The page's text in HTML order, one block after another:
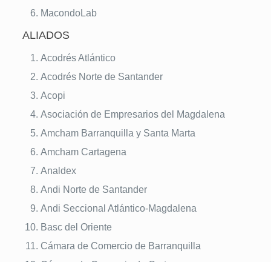
MacondoLab
ALIADOS
Acodrés Atlántico
Acodrés Norte de Santander
Acopi
Asociación de Empresarios del Magdalena
Amcham Barranquilla y Santa Marta
Amcham Cartagena
Analdex
Andi Norte de Santander
Andi Seccional Atlántico-Magdalena
Basc del Oriente
Cámara de Comercio de Barranquilla